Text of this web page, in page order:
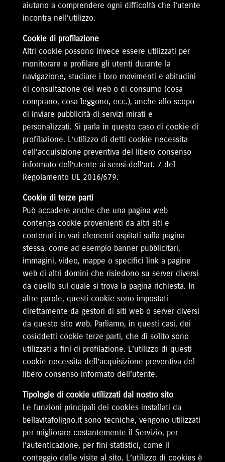
aiutano a comprendere ogni difficoltà che l’utente
incontra nell’utilizzo.
Cookie di profilazione
Altri cookie possono invece essere utilizzati per
monitorare e profilare gli utenti durante la
navigazione, studiare i loro movimenti e abitudini
di consultazione del web o di consumo (cosa
comprano, cosa leggono, ecc.), anche allo scopo
di inviare pubblicità di servizi mirati e
personalizzati. Si parla in questo caso di cookie di
profilazione. L’utilizzo di detti cookie necessita
dell’acquisizione preventiva del libero consenso
informato dell’utente ai sensi dell’art. 7 del
Regolamento UE 2016/679.
Cookie di terze parti
Può accadere anche che una pagina web
contenga cookie provenienti da altri siti e
contenuti in vari elementi ospitati sulla pagina
stessa, come ad esempio banner pubblicitari,
immagini, video, mappe o specifici link a pagine
web di altri domini che risiedono su server diversi
da quello sul quale si trova la pagina richiesta. In
altre parole, questi cookie sono impostati
direttamente da gestori di siti web o server diversi
da questo sito web. Parliamo, in questi casi, dei
cosiddetti cookie terze parti, che di solito sono
utilizzati a fini di profilazione. L’utilizzo di questi
cookie necessita dell’acquisizione preventiva del
libero consenso informato dell’utente.
Tipologie di cookie utilizzati dal nostro sito
Le funzioni principali dei cookies installati da
bellavitafoligno.it sono tecniche, vengono utilizzati
per migliorare costantemente il Servizio, per
l’autenticazione, per fini statistici, come il
conteggio delle visite al sito. L’utilizzo di cookies è